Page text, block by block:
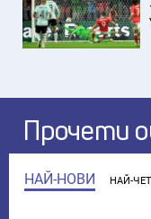
Прочети
НАЙ-НОВИ НАЙ-